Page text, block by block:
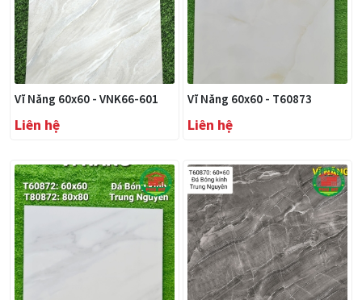
Vĩ Năng 60x60 - VNK66-601
Liên hệ
Vĩ Năng 60x60 - T60873
Liên hệ